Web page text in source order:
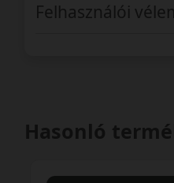
Felhasználói
Hasonló